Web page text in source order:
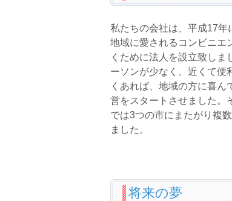
私たちの会社は、平成17年
地域に愛されるコンビニエ
くために法人を設立致しま
ーソンが少なく、近くて便
くあれば、地域の方に喜ん
営をスタートさせました。
では3つの市にまたがり複
ました。
将来の夢